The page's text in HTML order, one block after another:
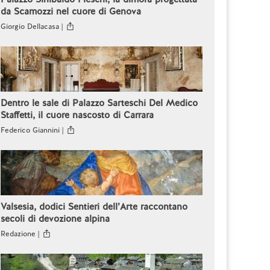
da Scamozzi nel cuore di Genova
Giorgio Dellacasa |
Dentro le sale di Palazzo Sarteschi Del Medico
Staffetti, il cuore nascosto di Carrara
Federico Giannini |
Valsesia, dodici Sentieri dell’Arte raccontano
secoli di devozione alpina
Redazione |